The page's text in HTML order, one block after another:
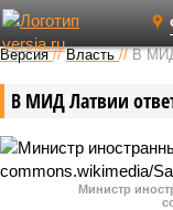
Версия //Власть //В МИД
В МИД Латвии
Министр